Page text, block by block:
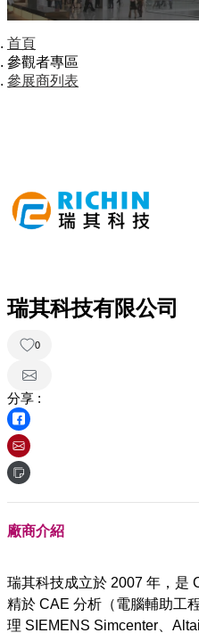
首頁
參觀者專區
參展商列表
瑞其科技有限公司
0
分享 :
廠商介紹
瑞其科技成立於 2007 年，是
精於 CAE 分析（電腦輔助工
理 SIEMENS Simcenter、